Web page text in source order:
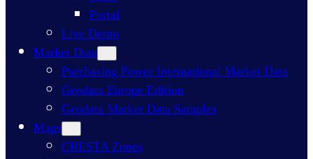
Portal
Live Demo
Market Data
Purchasing Power International Market Data
Geodata Europe Edition
Geodata Market Data Samples
Maps
CRESTA Zones